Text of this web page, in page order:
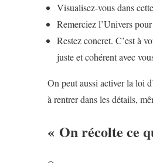
Visualisez-vous dans
Remerciez l’Univers
Restez concret. C’est à
juste et cohérent avec
On peut aussi activer la loi
à rentrer dans les détails,
« On récolte ce